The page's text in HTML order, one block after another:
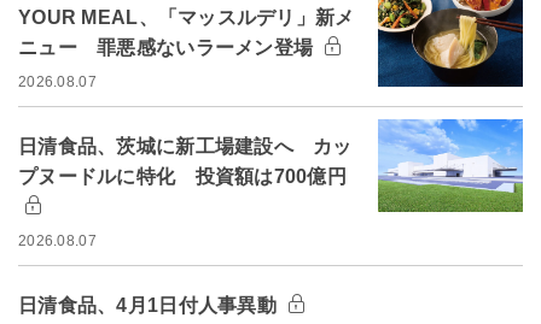
YOUR MEAL、「マッスルデリ」新メ
ニュー 罪悪感ないラーメン登場
2026.08.07
日清食品、茨城に新工場建設へ カッ
プヌードルに特化 投資額は700億円
2026.08.07
日清食品、4月1日付人事異動